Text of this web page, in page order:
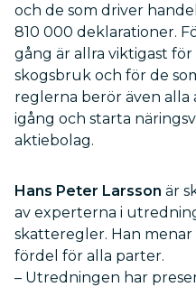
och de som driver
810 000 deklarationer.
gång är allra viktigast
skogsbruk och för de
reglerna berör även alla
igång och starta
aktiebolag.
Hans Peter Larsson är
av experterna i
skatteregler. Han
fördel för alla parter.
– Utredningen har